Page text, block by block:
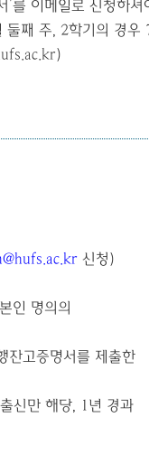
’를 이메일로 신청하셔
둘째 주, 2학기의 경우
신청)
인 명의의
잔고증명서를 제출한
출신만 해당, 1년 경과